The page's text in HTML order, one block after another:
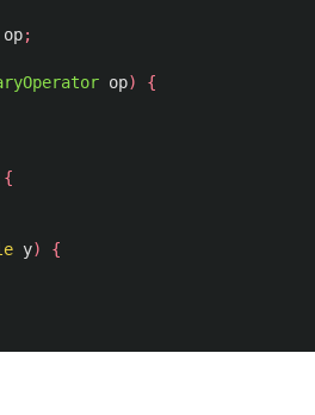
op;
op)
{
{
y)
{